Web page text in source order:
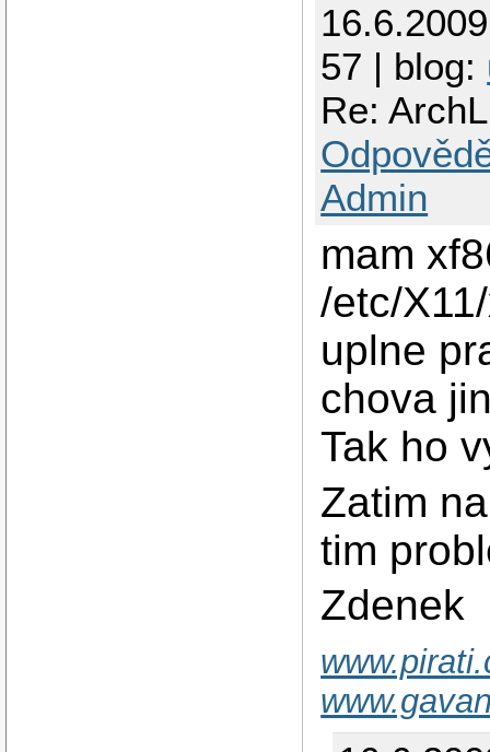
57 | blog:
Re:
Admin
mam
/etc/
uplne
chova
Tak ho
Zatim
tim
Zdenek